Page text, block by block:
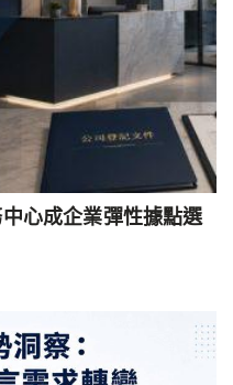
心成企業彈性據點選